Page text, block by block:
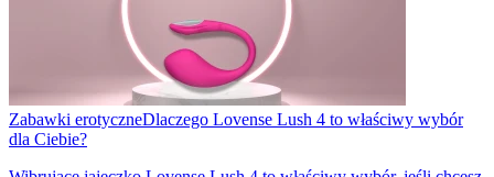
Zabawki erotyczneDlaczego Lovense Lush 4 to właściwy wybór
dla Ciebie?